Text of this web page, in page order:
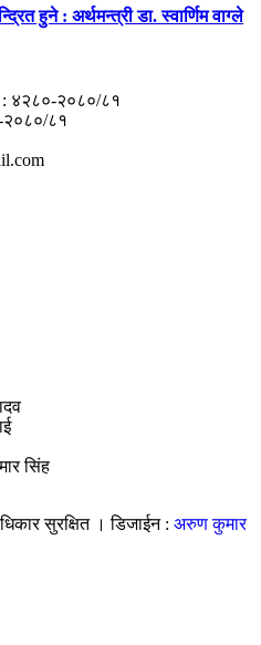
हुने : अर्थमन्त्री डा. स्वार्णिम वाग्ले
: ४२८०-२०८०/८१
२०८०/८१
सिंह
सुरक्षित । डिजाईन : अरुण कुमार